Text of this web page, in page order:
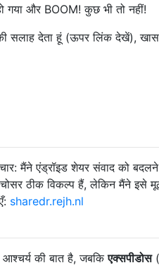
गया और BOOM! कुछ भी तो नहीं!
सलाह देता हूं (ऊपर लिंक देखें),
मैंने एंड्रॉइड शेयर संवाद को
ठीक विकल्प हैं, लेकिन मैंने इसे
sharedr.rejh.nl
आश्चर्य की बात है, जबकिएक्सपीडोस